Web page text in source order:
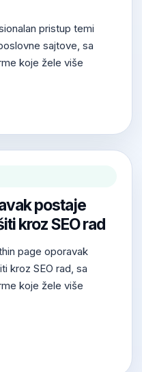
pristup temi
sajtove, sa
koje žele više
postaje
kroz SEO rad
page oporavak
kroz SEO rad, sa
koje žele više